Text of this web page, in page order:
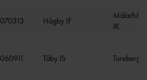
070313 Högby IF
IK
060911 Täby IS Turebergs